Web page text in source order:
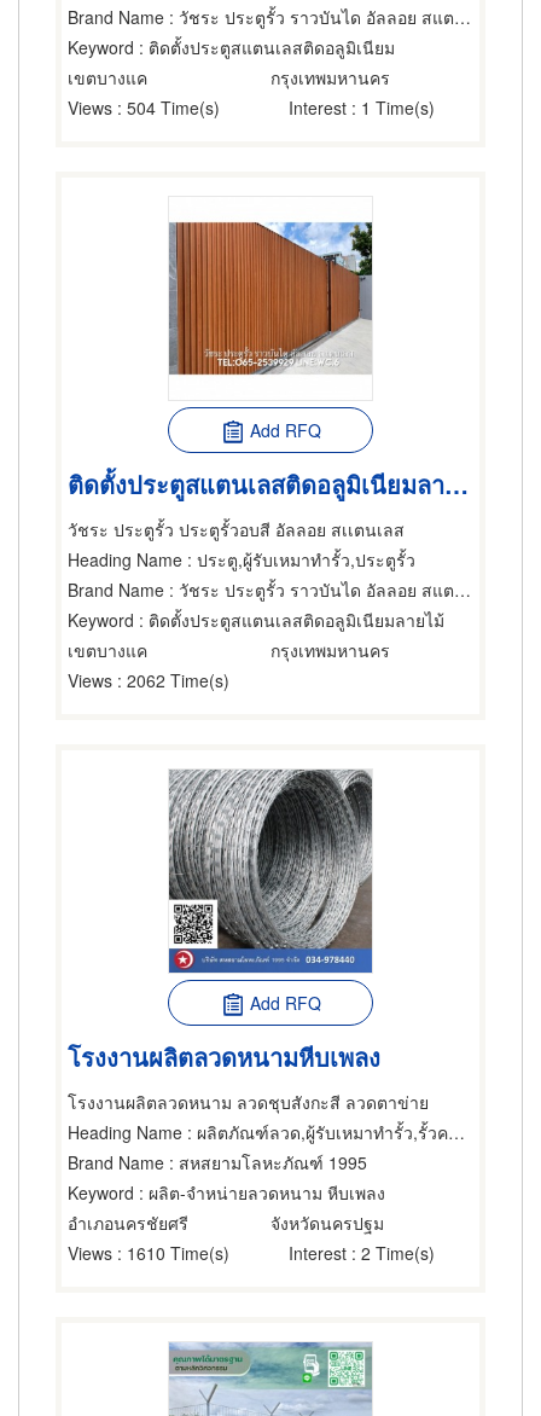
Brand Name : วัชระ ประตูรั้ว ราวบันได อัลลอย สแตนเลส
Keyword : ติดตั้งประตูสแตนเลสติดอลูมิเนียม
เขตบางแค
กรุงเทพมหานคร
Views : 504 Time(s) Interest : 1 Time(s)
Add RFQ
ติดตั้งประตูสแตนเลสติดอลูมิเนียมลายไม้
วัชระ ประตูรั้ว ประตูรั้วอบสี อัลลอย สเเตนเลส
Heading Name : ประตู,ผู้รับเหมาทำรั้ว,ประตูรั้ว
Brand Name : วัชระ ประตูรั้ว ราวบันได อัลลอย สแตนเลส
Keyword : ติดตั้งประตูสแตนเลสติดอลูมิเนียมลายไม้
เขตบางแค
กรุงเทพมหานคร
Views : 2062 Time(s)
Add RFQ
โรงงานผลิตลวดหนามหีบเพลง
โรงงานผลิตลวดหนาม ลวดชุบสังกะสี ลวดตาข่าย
Heading Name : ผลิตภัณฑ์ลวด,ผู้รับเหมาทำรั้ว,รั้วคอนกรีต
Brand Name : สหสยามโลหะภัณฑ์ 1995
Keyword : ผลิต-จำหน่ายลวดหนาม หีบเพลง
อำเภอนครชัยศรี
จังหวัดนครปฐม
Views : 1610 Time(s) Interest : 2 Time(s)